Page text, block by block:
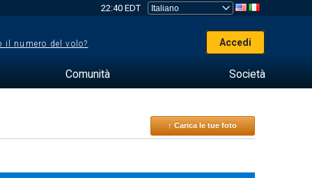
22:40 EDT
il numero del volo? Accedi
Comunità Società
↑ Carica le tue foto